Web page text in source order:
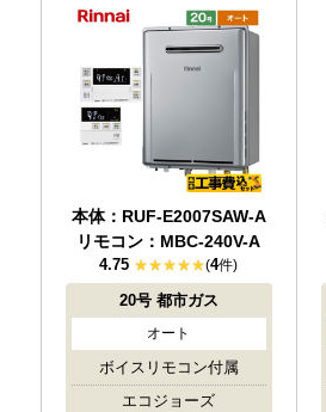
本体：RUF-E2007SAW-A
リモコン：MBC-240V-A
4.75 (4件)
20号都市ガス
オート
ボイスリモコン付属
エコジョーズ